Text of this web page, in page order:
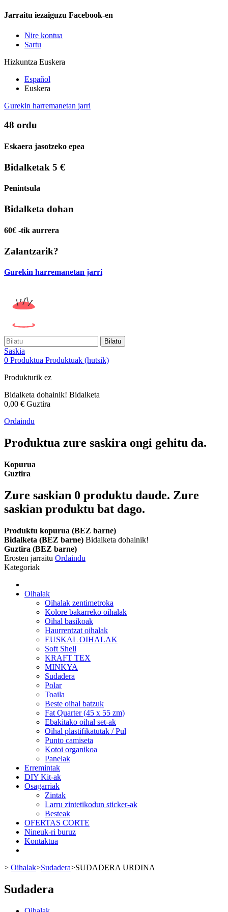
Jarraitu iezaiguzu Facebook-en
Nire kontua
Sartu
Hizkuntza Euskera
Español
Euskera
Gurekin harremanetan jarri
48 ordu
Eskaera jasotzeko epea
Bidalketak 5 €
Penintsula
Bidalketa dohan
60€ -tik aurrera
Zalantzarik?
Gurekin harremanetan jarri
Bilatu
Saskia
0 Produktua Produktuak (hutsik)
Produkturik ez
Bidalketa dohainik! Bidalketa
0,00 € Guztira
Ordaindu
Produktua zure saskira ongi gehitu da.
Kopurua
Guztira
Zure saskian 0 produktu daude. Zure
saskian produktu bat dago.
Produktu kopurua (BEZ barne)
Bidalketa (BEZ barne) Bidalketa dohainik!
Guztira (BEZ barne)
Erosten jarraitu Ordaindu
Kategoriak
Oihalak
Oihalak zentimetroka
Kolore bakarreko oihalak
Oihal basikoak
Haurrentzat oihalak
EUSKAL OIHALAK
Soft Shell
KRAFT TEX
MINKYA
Sudadera
Polar
Toaila
Beste oihal batzuk
Fat Quarter (45 x 55 zm)
Ebakitako oihal set-ak
Oihal plastifikatutak / Pul
Punto camiseta
Kotoi organikoa
Panelak
Erremintak
DIY Kit-ak
Osagarriak
Zintak
Larru zintetikodun sticker-ak
Besteak
OFERTAS CORTE
Nineuk-ri buruz
Kontaktua
> Oihalak>Sudadera>SUDADERA URDINA
Sudadera